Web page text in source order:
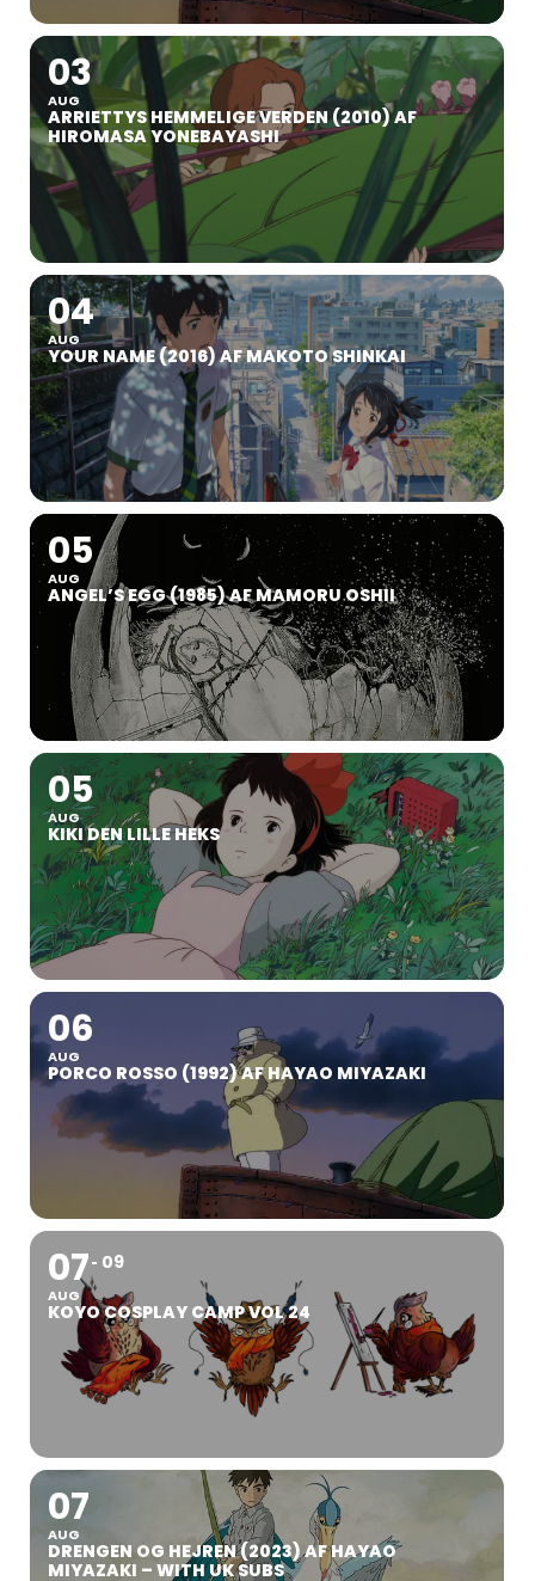
03
AUG
ARRIETTYS HEMMELIGE VERDEN (2010) AF
HIROMASA YONEBAYASHI
04
AUG
YOUR NAME (2016) AF MAKOTO SHINKAI
05
AUG
ANGEL’S EGG (1985) AF MAMORU OSHII
05
AUG
KIKI DEN LILLE HEKS
06
AUG
PORCO ROSSO (1992) AF HAYAO MIYAZAKI
07
AUG
09
KOYO COSPLAY CAMP VOL 24
07
AUG
DRENGEN OG HEJREN (2023) AF HAYAO
MIYAZAKI – WITH UK SUBS